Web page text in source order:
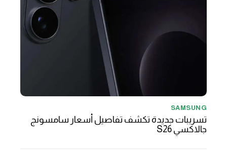
SAMSUNG
تسريبات جديدة تكشف تفاصيل أسعار سامسونج
جالاكسي S26